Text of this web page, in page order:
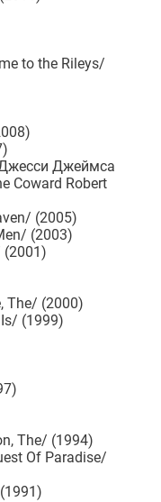
to the Rileys/
Джеймса
Coward Robert
(2005)
(2003)
(2001)
The/ (2000)
(1999)
The/ (1994)
Of Paradise/